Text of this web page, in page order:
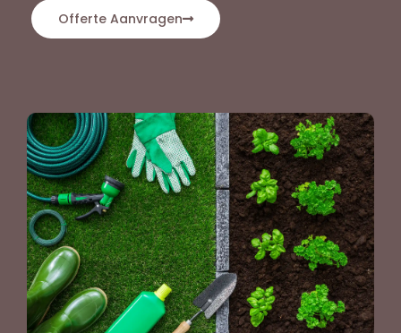
Offerte Aanvragen